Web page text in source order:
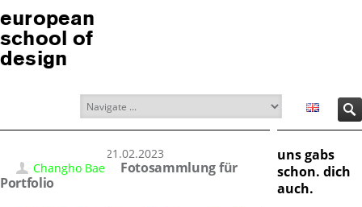
european
school of
design
21.02.2023
Changho Bae
Fotosammlung für
Portfolio
uns gabs
schon. dich
auch.